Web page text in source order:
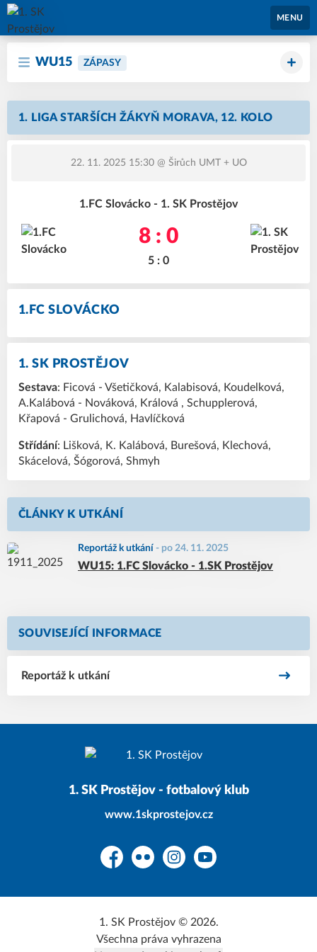
1. SK Prostějov
MENU
WU15 ZÁPASY
1. LIGA STARŠÍCH ŽÁKYŇ MORAVA, 12. KOLO
22. 11. 2025 15:30@ Širůch UMT + UO
1.FC Slovácko - 1. SK Prostějov
8 : 0
5 : 0
1.FC SLOVÁCKO
1. SK PROSTĚJOV
Sestava: Ficová - Všetičková, Kalabisová, Koudelková,
A.Kalábová - Nováková, Králová , Schupplerová,
Křapová - Grulichová, Havlíčková
Střídání: Lišková, K. Kalábová, Burešová, Klechová,
Skácelová, Šógorová, Shmyh
ČLÁNKY K UTKÁNÍ
Reportáž k utkání - po 24. 11. 2025
WU15: 1.FC Slovácko - 1.SK Prostějov
SOUVISEJÍCÍ INFORMACE
Reportáž k utkání
1. SK Prostějov - fotbalový klub
www.1skprostejov.cz
FacebookFlickr InstagramYouTube
1. SK Prostějov © 2026.
Všechna práva vyhrazena